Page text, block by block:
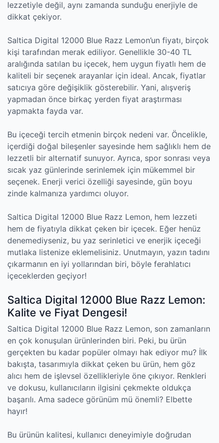
lezzetiyle değil, aynı zamanda sunduğu enerjiyle de
dikkat çekiyor.
Saltica Digital 12000 Blue Razz Lemon’un fiyatı, birçok
kişi tarafından merak ediliyor. Genellikle 30-40 TL
aralığında satılan bu içecek, hem uygun fiyatlı hem de
kaliteli bir seçenek arayanlar için ideal. Ancak, fiyatlar
satıcıya göre değişiklik gösterebilir. Yani, alışveriş
yapmadan önce birkaç yerden fiyat araştırması
yapmakta fayda var.
Bu içeceği tercih etmenin birçok nedeni var. Öncelikle,
içerdiği doğal bileşenler sayesinde hem sağlıklı hem de
lezzetli bir alternatif sunuyor. Ayrıca, spor sonrası veya
sıcak yaz günlerinde serinlemek için mükemmel bir
seçenek. Enerji verici özelliği sayesinde, gün boyu
zinde kalmanıza yardımcı oluyor.
Saltica Digital 12000 Blue Razz Lemon, hem lezzeti
hem de fiyatıyla dikkat çeken bir içecek. Eğer henüz
denemediyseniz, bu yaz serinletici ve enerjik içeceği
mutlaka listenize eklemelisiniz. Unutmayın, yazın tadını
çıkarmanın en iyi yollarından biri, böyle ferahlatıcı
içeceklerden geçiyor!
Saltica Digital 12000 Blue Razz Lemon:
Kalite ve Fiyat Dengesi!
Saltica Digital 12000 Blue Razz Lemon, son zamanların
en çok konuşulan ürünlerinden biri. Peki, bu ürün
gerçekten bu kadar popüler olmayı hak ediyor mu? İlk
bakışta, tasarımıyla dikkat çeken bu ürün, hem göz
alıcı hem de işlevsel özellikleriyle öne çıkıyor. Renkleri
ve dokusu, kullanıcıların ilgisini çekmekte oldukça
başarılı. Ama sadece görünüm mü önemli? Elbette
hayır!
Bu ürünün kalitesi, kullanıcı deneyimiyle doğrudan